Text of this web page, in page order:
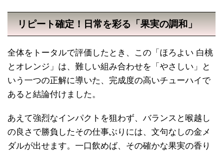
リピート確定！日常を彩る「果実の調和」
全体をトータルで評価したとき、この「ほろよい 白桃
とオレンジ」は、難しい組み合わせを「やさしい」と
いう一つの正解に導いた、完成度の高いチューハイで
あると結論付けました。
あえて強烈なインパクトを狙わず、バランスと喉越し
の良さで勝負したその仕事ぶりには、文句なしの金メ
ダルが出せます。一口飲めば、その確かな果実の香り